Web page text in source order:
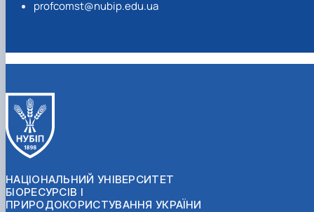
profcomst@nubip.edu.ua
НАЦІОНАЛЬНИЙ УНІВЕРСИТЕТ
БІОРЕСУРСІВ І
ПРИРОДОКОРИСТУВАННЯ УКРАЇНИ